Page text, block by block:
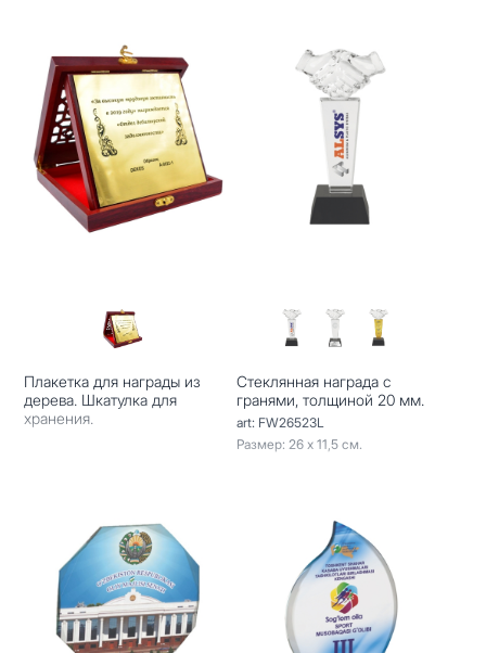
Плакетка для награды из
дерева. Шкатулка для
хранения.
Стеклянная награда с
гранями, толщиной 20 мм.
art: FW26523L
Размер: 26 х 11,5 см.